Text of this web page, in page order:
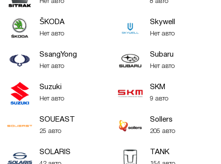
Нет авто 8 авто
ŠKODA
Нет авто
Skywell
Нет авто
SsangYong
Нет авто
Subaru
Нет авто
Suzuki
Нет авто
SKM
9 авто
SOUEAST
25 авто
Sollers
205 авто
SOLARIS TANK